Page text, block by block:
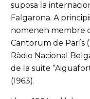
suposa la
Falgarona. A
nomenen membre
Cantorum de París
Ràdio Nacional
de la suite
(1963).